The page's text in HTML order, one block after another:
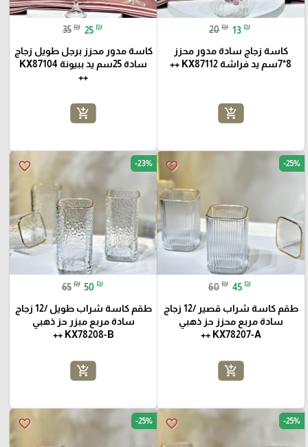
20 ₪ 13 ₪
كاسة زجاج سادة مدور محزز
8*7سم يد فراشة KX87112 ++
add_shopping_cart
35 ₪ 25 ₪
كاسة مدور محزز برجل طويل زجاج
سادة 25سم يد ببيونة KX87104
++
add_shopping_cart
favorite_border -25%
60 ₪ 45 ₪
طقم كاسة شراب قصير /12 زجاج
سادة مربع محزز حز ذهبي
KX78207-A ++
add_shopping_cart
favorite_border -23%
65 ₪ 50 ₪
طقم كاسة شراب طويل /12 زجاج
سادة مربع مبزر حز ذهبي
KX78208-B ++
add_shopping_cart
favorite_border -25%
favorite_border -25%